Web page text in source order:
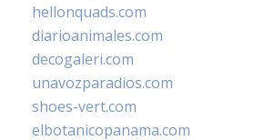
hellonquads.com
diarioanimales.com
decogaleri.com
unavozparadios.com
shoes-vert.com
elbotanicopanama.com